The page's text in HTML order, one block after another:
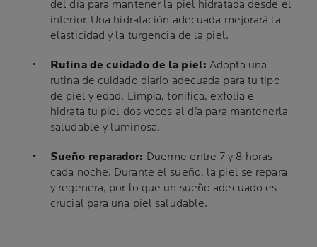
del día para mantener la piel hidratada desde el
interior. Una hidratación adecuada mejorará la
elasticidad y la turgencia de la piel.
Rutina de cuidado de la piel: Adopta una
rutina de cuidado diario adecuada para tu tipo
de piel y edad. Limpia, tonifica, exfolia e
hidrata tu piel dos veces al día para mantenerla
saludable y luminosa.
Sueño reparador: Duerme entre 7 y 8 horas
cada noche. Durante el sueño, la piel se repara
y regenera, por lo que un sueño adecuado es
crucial para una piel saludable.